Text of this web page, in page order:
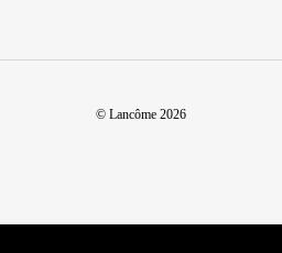
© Lancôme 2026